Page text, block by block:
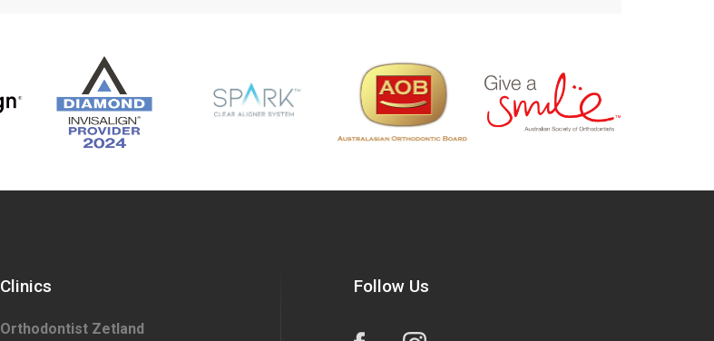
Clinics
Orthodontist Zetland
Follow Us